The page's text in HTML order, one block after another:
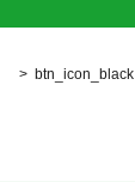
btn_icon_black